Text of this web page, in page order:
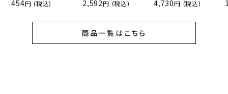
454 (税込) 2,592 (税込) 4,730 (税込)
商品一覧はこちら